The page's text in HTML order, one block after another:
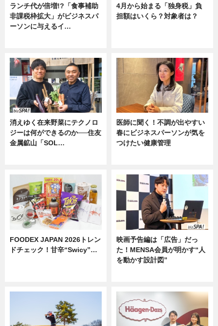
ランチ代が倍増!?「食事補助
非課税枠拡大」がビジネスパ
ーソンに与えるイ…
4月から始まる「独身税」負
担額はいくら？対象者は？
消えゆく在来野菜にテクノロ
ジーは何ができるのか──住友
金属鉱山「SOL…
医師に聞く！不調が出やすい
春にビジネスパーソンが気を
つけたい健康管理
FOODEX JAPAN 2026トレン
ドチェック！甘辛“Swicy”…
映画予告編は「広告」だっ
た！MENSA会員が明かす“人
を動かす設計図”